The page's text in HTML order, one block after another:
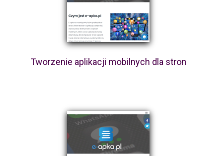
Tworzenie aplikacji mobilnych dla stron